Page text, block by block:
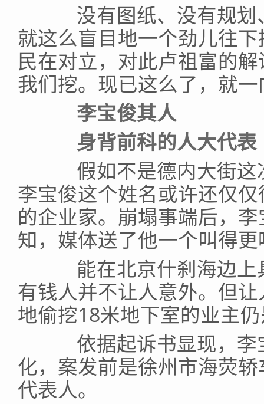
没有图纸、没有规划
就这么盲目地一个劲儿往
民在对立，对此卢祖富的
我们挖。现已这么了，就一
李宝俊其人
身背前科的人大代表
假如不是德内大街这
李宝俊这个姓名或许还仅
的企业家。崩塌事端后，
知，媒体送了他一个叫得
能在北京什刹海边上
有钱人并不让人意外。但
地偷挖18米地下室的业主
依据起诉书显现，李
化，案发前是徐州市海荧
代表人。